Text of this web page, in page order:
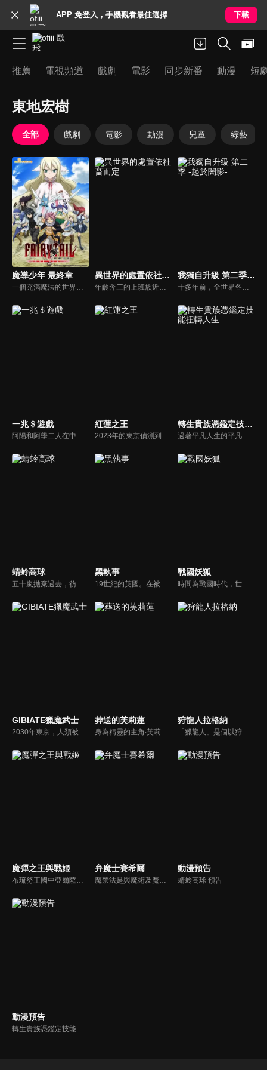
APP 免登入，手機觀看最佳選擇 下載
推薦 電視頻道 戲劇 電影 同步新番 動漫 短
東地宏樹
全部 戲劇 電影 動漫 兒童 綜藝
魔導少年 最終章
一個充滿魔法的世界—「亞斯藍德」中，位於菲歐烈王國的一個眾多厲害魔導士雲集的魔導士公會「妖精尾巴」。露西‧哈特菲利亞一直希望能加入，成為其中的一位成員。在納茲‧多拉格尼爾的引導下，露西終於得嘗所願，並結識了許多厲害的魔法師。
異世界的處置依社畜而定
年齡奔三的上班族近藤誠一郎某天被捲入聖女召喚儀式，轉移到異世界的羅馬尼王國。誠一郎不分晝夜工作的社畜韌性已經深入骨髓，他在異世界也要求有個工作，於是來到王宮會計課工作。當誠一郎每天忙著重整會計課，他拿到了一瓶「疲勞四散營養藥水」。多虧那種營養藥水，消除了始終纏身的身體不適和疲勞，誠一郎很是感激。然而，誠一郎對異世界的魔素沒有耐受性，因為副作用命懸一線！為了獲救，必須請有魔力的人「讓自己習慣魔力」。誠一郎因此將身體交給人稱「冰之貴公子」的第三騎士團團長亞雷斯──
我獨自升級 第二季 -起於闇影-
十多年前，全世界各地毫無預警地出現連接異次元與現實世界的「傳送門」，從傳送門出現的怪獸與魔物無法被人類現代化武器消滅，唯一能與魔物抗衡的唯有一部分人類中出現的能力覺醒者,他們被通稱為「獵人」。覺醒後的獵人們有能力等級的高低，一旦覺醒後就不再改變,獵人們運用本身的特殊能力，攻略各個傳送門後方的地下城。主角成振宇原本是實力最弱的 E 級獵人，被笑稱：「人類最弱兵器」，迫於現實,他不得不進入地下城奪取魔物身上的魔晶石養家，卻每次都是重傷而回，在某一次進入雙重地下城之後，成振宇在九死一生的情況下獲得了別人沒有的特殊能力......
一兆＄遊戲 紅蓮之王 轉生貴族憑鑑定技能扭轉人生
過著平凡人生的平凡上班族，某天準備出門上班時心臟病發，醒來時已經成為異世界某個弱小貴族家的嫡子「亞爾斯」。到了這個世界，亞爾斯還是一樣平凡，只是多了能將別人的能力化為數值的「鑑定」能力。得知自己的國家轉眼就要爆發戰亂後，亞爾斯為了生存並且保護領地與領民，決定用「鑑定」能力四處網羅優秀人才，從無到有打造超強領地！
蜻蛉高球 黑執事 戰國妖狐
時間為戰國時代，世上具有各種魑魅魍魎、異形妖怪等等總稱為「闇」的存在。喜歡人類的闇．妖狐小玉，以及厭惡人類的仙道．迅火，姊弟兩人進行著掃蕩罪惡的救世活動。另外還有一群專門對付闇的僧侶．斷怪眾，他們以不人道的方式進行人體改造，迅火等人與他們產生激烈衝突……！人類當中也有壞人，非人類的存在也不見得都是邪惡的，迅火因過去的事而極其討厭人類，但在旅程當中，也逐漸目睹到人類善良的一面，他是否能有所轉變呢……？
GIBIATE獵魔武士
2030年東京，人類被GIBIA化。面對世界範圍內開始的GIBIA化，凱琳向星辰許願“請賜我力量”如同回應她的許願，千水·兼六從過去前來。第一次與GIBIA對峙的千水·兼六等人陷入苦戰…就在這時，凱瑟琳前來相助。千水·兼六前往凱瑟琳他們居住的營地，然而…。
葬送的芙莉蓮
身為精靈的主角‧芙莉蓮對於時間的概念有別於常人，透過老友的相繼離世讓她反省過去的自己，開始試著去關心身邊的人事物。藉由她的冒險之旅來探討生命的意義。
狩龍人拉格納
「獵龍人」是個以狩獵龍族換取報酬的職業。技術拙劣的獵龍人少年・拉格納與討伐龍族數無人能及的天才少女・蕾歐妮卡搭檔，每天致力於狩獵。拉格納只有一個心願──「就算無法變強也無所謂，希望能永遠待在蕾歐身邊。」然而他的想法，卻因為擁有前所未見之強大力量的「上位龍」的襲擊而化為泡影。
魔彈之王與戰姬
布琉努王國中亞爾薩斯的領導人-堤格爾，因王國的征招，他被迫上到戰場。對手是吉斯塔特中的“七戰姬”之一、擁有“銀閃的風姬”名號的艾蕾歐諾拉，在她出奇不意的戰略下，擊破了布琉努大軍。就在堤格爾絕望的做好受死準備之時，“你從現在開始就是我的人了”因對方的一句話，堤格爾的命運將徹底改寫。
弁魔士賽希爾
魔禁法是與魔術及魔術訴訟有關的法律，其事案都在魔法庭裡接受審判。這是一個人類與魔術使共存的世界，雖然負責維持秩序的人是警察，但替魔術使被告辯護的人則是弁魔士，而史上最年輕的弁魔士—須藤聖知，將挺身為孤單無依的被告人辯護…。
動漫預告
蜻蛉高球 預告
動漫預告